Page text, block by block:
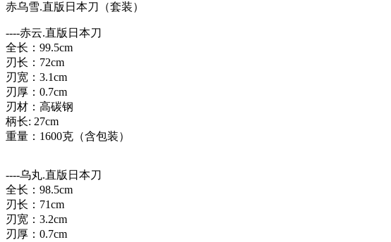
赤乌雪.直版日本刀（套装）
----赤云.直版日本刀
全长：99.5cm
刃长：72cm
刃宽：3.1cm
刃厚：0.7cm
刃材：高碳钢
柄长: 27cm
重量：1600克（含包装）
----乌丸.直版日本刀
全长：98.5cm
刃长：71cm
刃宽：3.2cm
刃厚：0.7cm